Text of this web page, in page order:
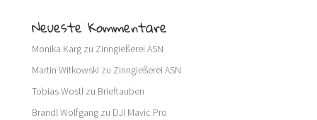
Neueste Kommentare
Monika Kargzu Zinngießerei ASN
Martin Witkowski zu Zinngießerei ASN
Tobias Wostlzu Brieftauben
Brandl Wolfgangzu DJI Mavic Pro